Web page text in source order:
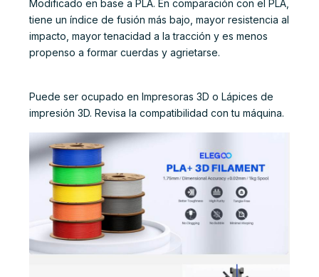
Modificado en base a PLA. En comparación con el PLA,
tiene un índice de fusión más bajo, mayor resistencia al
impacto, mayor tenacidad a la tracción y es menos
propenso a formar cuerdas y agrietarse.
Puede ser ocupado en Impresoras 3D o Lápices de
impresión 3D. Revisa la compatibilidad con tu máquina.